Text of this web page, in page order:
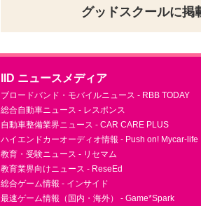
グッドスクールに掲
IID ニュースメディア
ブロードバンド・モバイルニュース - RBB TODAY
総合自動車ニュース - レスポンス
自動車整備業界ニュース - CAR CARE PLUS
ハイエンドカーオーディオ情報 - Push on! Mycar-life
教育・受験ニュース - リセマム
教育業界向けニュース - ReseEd
総合ゲーム情報 - インサイド
最速ゲーム情報（国内・海外） - Game*Spark